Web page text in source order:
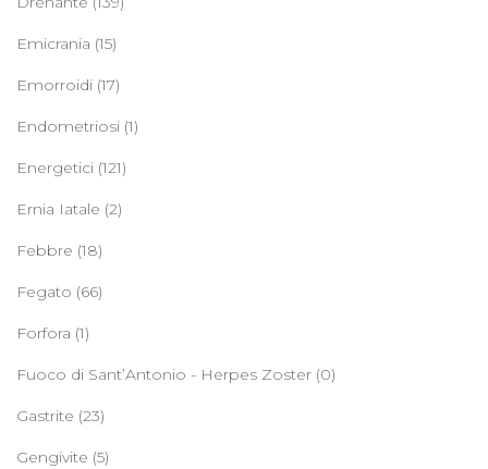
Emicrania (15)
Emorroidi (17)
Endometriosi (1)
Energetici (121)
Ernia Iatale (2)
Febbre (18)
Fegato (66)
Forfora (1)
Fuoco di Sant’Antonio - Herpes Zoster (0)
Gastrite (23)
Gengivite (5)